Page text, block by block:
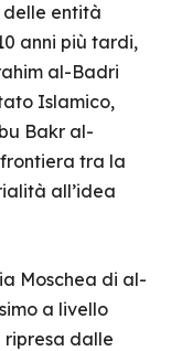
entità
anni più tardi,
al-Badri
Islamico,
Bakr al-
tra la
all’idea
Moschea di al-
a livello
dalle